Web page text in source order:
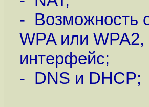
- Возможность
WPA или
интерфейс;
- DNS и DHCP;